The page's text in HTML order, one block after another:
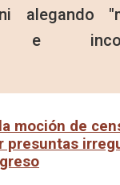
alegando
e
moción de
presuntas